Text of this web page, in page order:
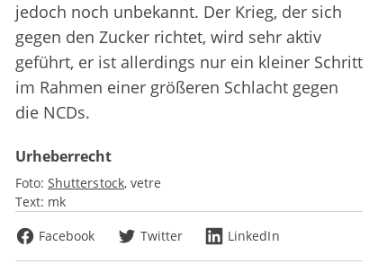
jedoch noch unbekannt. Der Krieg, der sich
gegen den Zucker richtet, wird sehr aktiv
geführt, er ist allerdings nur ein kleiner Schritt
im Rahmen einer größeren Schlacht gegen
die NCDs.
Urheberrecht
Foto: Shutterstock vetre
Text: mk
Facebook
Twitter LinkedIn